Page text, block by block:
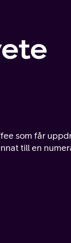
som får
till en